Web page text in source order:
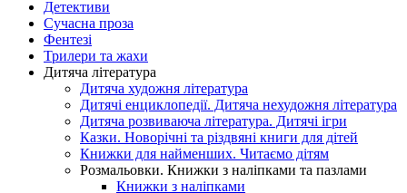
Детективи
Сучасна проза
Фентезі
Трилери та жахи
Дитяча література
Дитяча художня література
Дитячі енциклопедії. Дитяча нехудожня література
Дитяча розвиваюча література. Дитячі ігри
Казки. Новорічні та різдвяні книги для дітей
Книжки для найменших. Читаємо дітям
Розмальовки. Книжки з наліпками та пазлами
Книжки з наліпками